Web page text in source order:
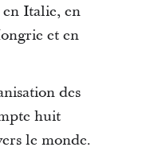
en Italie, en
et en
des
huit
le monde.